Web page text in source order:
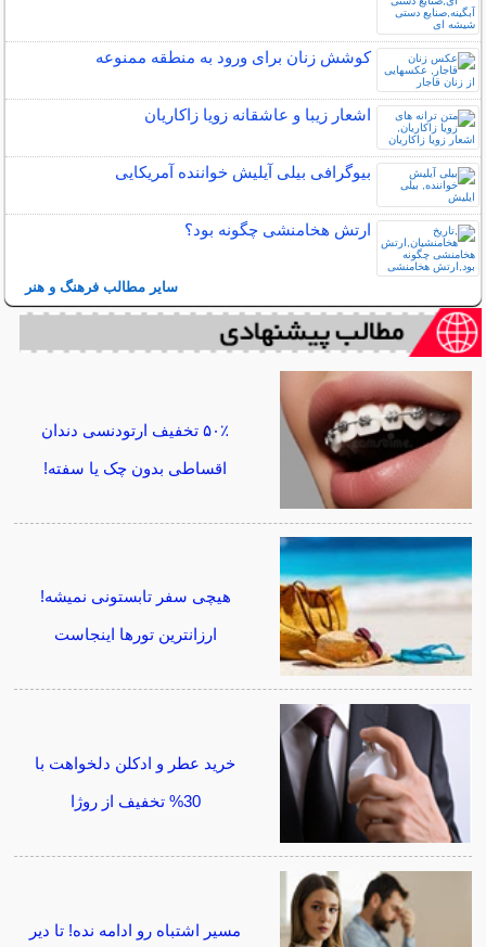
کوشش زنان برای ورود به منطقه ممنوعه
اشعار زیبا و عاشقانه زویا زاکاریان
بیوگرافی بیلی آیلیش خواننده آمریکایی
ارتش هخامنشی چگونه بود؟
سایر مطالب فرهنگ و هنر
۵۰٪ تخفیف ارتودنسی دندان
اقساطی بدون چک یا سفته!
هیچی سفر تابستونی نمیشه!
ارزانترین تورها اینجاست
خرید عطر و ادکلن دلخواهت با
30% تخفیف از روژا
مسیر اشتباه رو ادامه نده! تا دیر